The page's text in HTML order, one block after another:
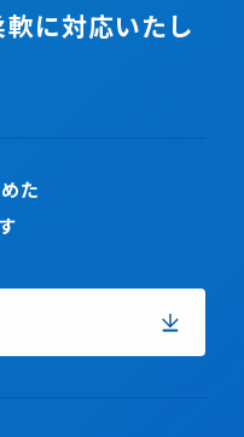
に対応いたし
た